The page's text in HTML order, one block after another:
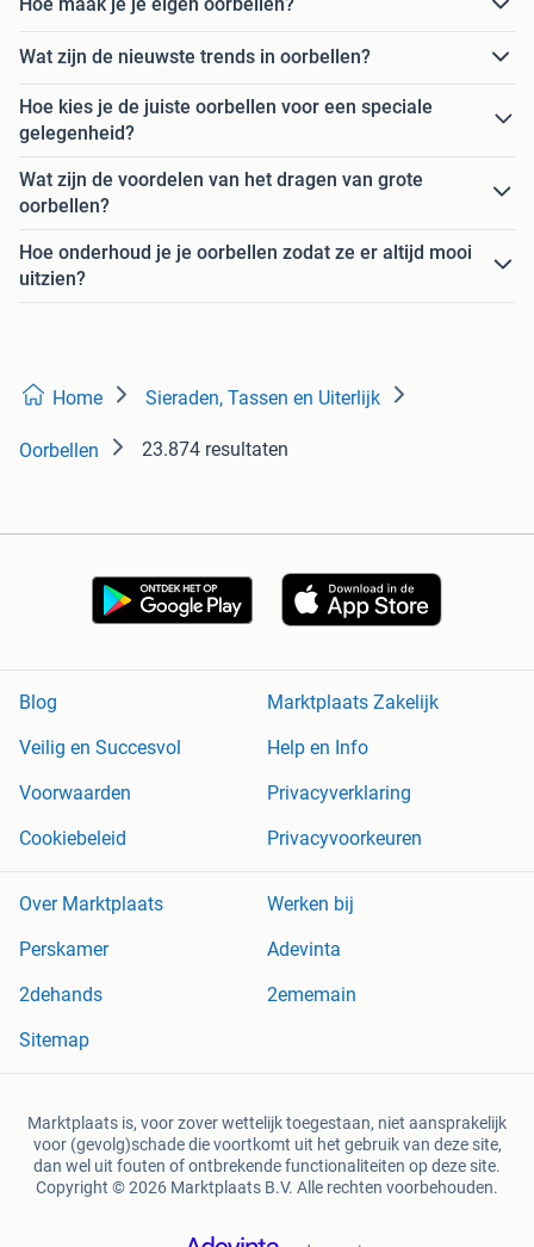
Hoe maak je je eigen oorbellen?
Wat zijn de nieuwste trends in oorbellen?
Hoe kies je de juiste oorbellen voor een speciale
gelegenheid?
Wat zijn de voordelen van het dragen van grote
oorbellen?
Hoe onderhoud je je oorbellen zodat ze er altijd mooi
uitzien?
Home Sieraden, Tassen en Uiterlijk
Oorbellen 23.874 resultaten
Blog
Marktplaats Zakelijk
Veilig en Succesvol
Help en Info
Voorwaarden
Privacyverklaring
Cookiebeleid
Privacyvoorkeuren
Over Marktplaats
Werken bij
Perskamer
Adevinta
2dehands
2ememain
Sitemap
Marktplaats is, voor zover wettelijk toegestaan, niet aansprakelijk
voor (gevolg)schade die voortkomt uit het gebruik van deze site,
dan wel uit fouten of ontbrekende functionaliteiten op deze site.
Copyright © 2026 Marktplaats B.V. Alle rechten voorbehouden.